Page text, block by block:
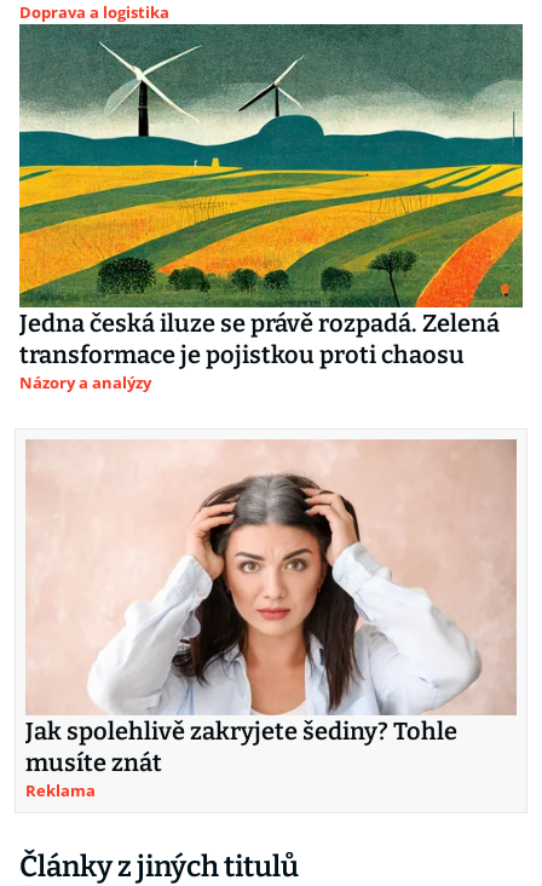
Doprava a logistika
Jedna česká iluze se právě rozpadá. Zelená
transformace je pojistkou proti chaosu
Názory a analýzy
Jak spolehlivě zakryjete šediny? Tohle
musíte znát
Reklama
Články z jiných titulů